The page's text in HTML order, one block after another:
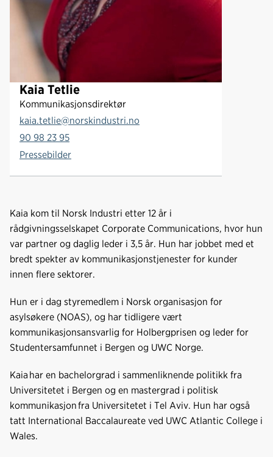
Kaia Tetlie
Kommunikasjonsdirektør
kaia.tetlie@norskindustri.no
90 98 23 95
Pressebilder
Kaia kom til Norsk Industri etter 12 år i
rådgivningsselskapet Corporate Communications, hvor hun
var partner og daglig leder i 3,5 år. Hun har jobbet med et
bredt spekter av kommunikasjonstjenester for kunder
innen flere sektorer.
Hun er i dag styremedlem i Norsk organisasjon for
asylsøkere (NOAS), og har tidligere vært
kommunikasjonsansvarlig for Holbergprisen og leder for
Studentersamfunnet i Bergen og UWC Norge.
Kaia har en bachelorgrad i sammenliknende politikk fra
Universitetet i Bergen og en mastergrad i politisk
kommunikasjon fra Universitetet i Tel Aviv. Hun har også
tatt International Baccalaureate ved UWC Atlantic College i
Wales.